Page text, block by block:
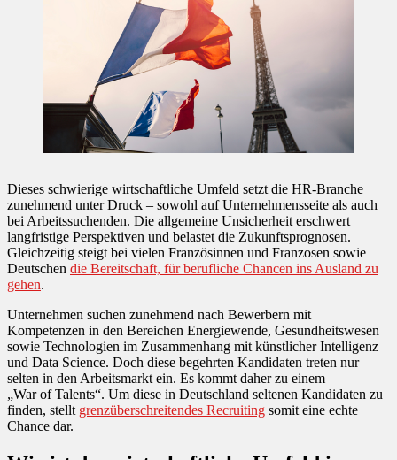
Dieses schwierige wirtschaftliche Umfeld setzt die HR-Branche
zunehmend unter Druck – sowohl auf Unternehmensseite als auch
bei Arbeitssuchenden. Die allgemeine Unsicherheit erschwert
langfristige Perspektiven und belastet die Zukunftsprognosen.
Gleichzeitig steigt bei vielen Französinnen und Franzosen sowie
Deutschen die Bereitschaft, für berufliche Chancen ins Ausland zu
gehen.
Unternehmen suchen zunehmend nach Bewerbern mit
Kompetenzen in den Bereichen Energiewende, Gesundheitswesen
sowie Technologien im Zusammenhang mit künstlicher Intelligenz
und Data Science. Doch diese begehrten Kandidaten treten nur
selten in den Arbeitsmarkt ein. Es kommt daher zu einem
„War of Talents“. Um diese in Deutschland seltenen Kandidaten zu
finden, stellt grenzüberschreitendes Recruiting somit eine echte
Chance dar.